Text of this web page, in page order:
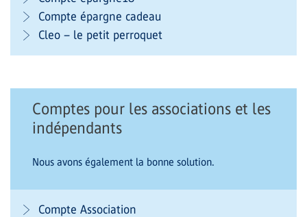
Compte épargne cadeau
Cleo – le petit perroquet
Comptes pour les associations et les
indépendants
Nous avons également la bonne solution.
Compte Association